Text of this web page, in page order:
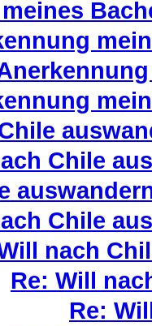
Chile
Chile
nach
Re: Will
Re: